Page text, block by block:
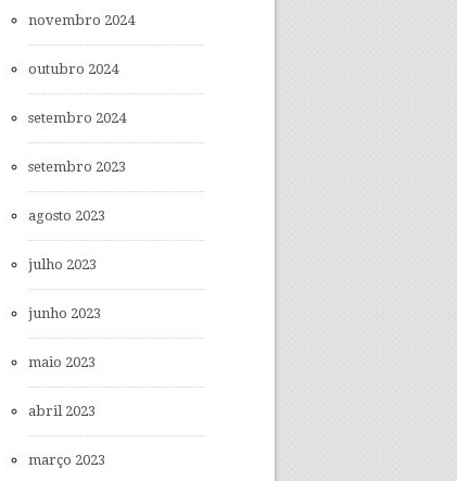
novembro 2024
outubro 2024
setembro 2024
setembro 2023
agosto 2023
julho 2023
junho 2023
maio 2023
abril 2023
março 2023